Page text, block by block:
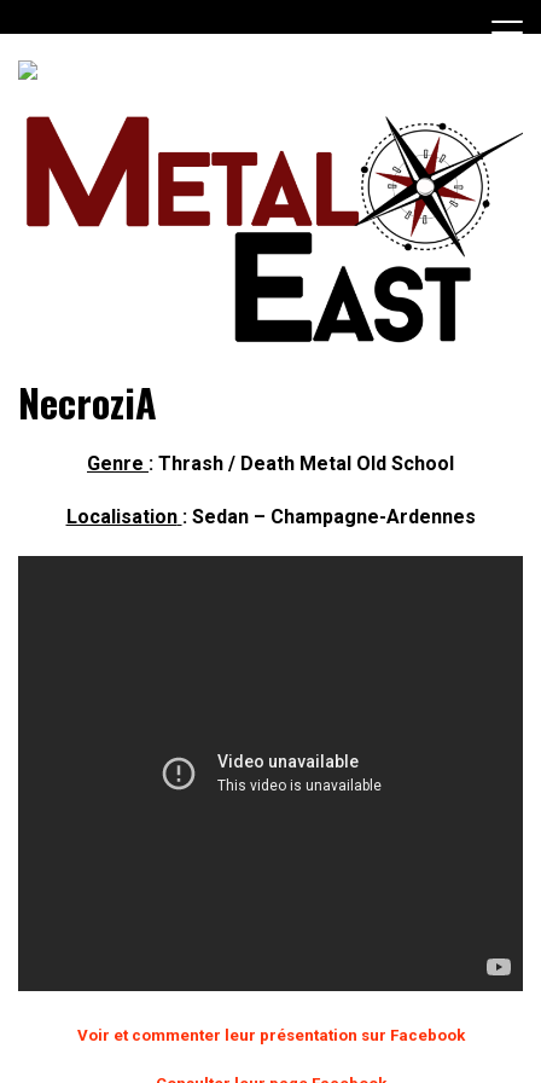
to
content
Metal East
NecroziA
Genre : Thrash / Death Metal Old School
Localisation : Sedan – Champagne-Ardennes
Voir et commenter leur présentation sur Facebook